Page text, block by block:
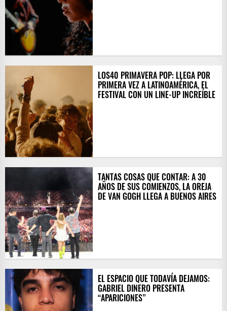
LOS40 PRIMAVERA POP: LLEGA POR
PRIMERA VEZ A LATINOAMÉRICA, EL
FESTIVAL CON UN LINE-UP INCREÍBLE
TANTAS COSAS QUE CONTAR: A 30
AÑOS DE SUS COMIENZOS, LA OREJA
DE VAN GOGH LLEGA A BUENOS AIRES
EL ESPACIO QUE TODAVÍA DEJAMOS:
GABRIEL DINERO PRESENTA
“APARICIONES”